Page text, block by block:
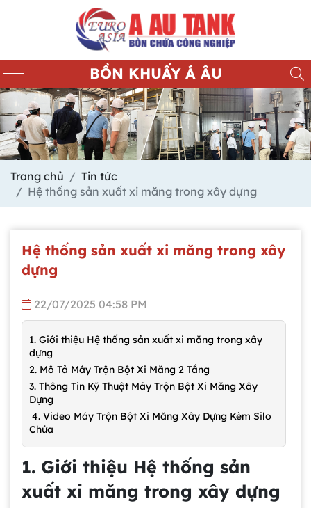
BỒN KHUẤY Á ÂU
Trang chủ
Tin tức
Hệ thống sản xuất xi măng trong xây dựng
Hệ thống sản xuất xi măng trong xây
dựng
22/07/2025 04:58 PM
1. Giới thiệu Hệ thống sản xuất xi măng trong xây
dựng
2. Mô Tả Máy Trộn Bột Xi Măng 2 Tầng
3. Thông Tin Kỹ Thuật Máy Trộn Bột Xi Măng Xây
Dựng
4. Video Máy Trộn Bột Xi Măng Xây Dựng Kèm Silo
Chứa
1. Giới thiệu Hệ thống sản
xuất xi măng trong xây dựng